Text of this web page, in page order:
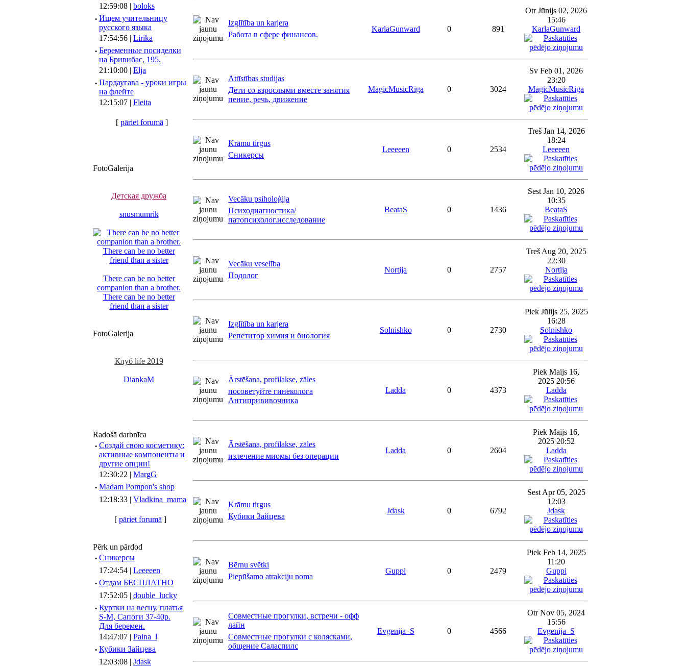
12:59:08 | boloks
· Ищем учительницу
русского языка
17:54:56 | Lirika
· Беременные посиделки
на Бривибас, 195.
21:10:00 | Elja
· Пардаугава - уроки игры
на флейте
12:15:07 | Fleita
[ pāriet forumā ]
FotoGalerija
Детская дружба
snusmumrik
There can be no better
companion than a brother.
There can be no better
friend than a sister
FotoGalerija
Клуб life 2019
DiankaM
Radošā darbnīca
· Создай свою косметику:
активные компоненты и
другие опции!
12:30:22 | MargG
· Madam Pompon's shop
12:18:33 | Vladkina_mama
[ pāriet forumā ]
Pērk un pārdod
· Сникерсы
17:24:54 | Leeeeen
· Отдам БЕСПЛАТНО
17:52:05 | double_lucky
· Куртки на весну, платья
S-M, Сапоги 37-40р.
Для беремен.
14:47:07 | Paina_l
· Кубики Зайцева
12:03:08 | Jdask
Izglītība un karjera
Работа в сфере финансов.
KarlaGunward 0 891
Otr Jūnijs 02, 2026
15:46
KarlaGunward
Attīstības studijas
Дети со взрослыми вместе занятия
пение, речь, движение
MagicMusicRiga 0 3024
Sv Feb 01, 2026
23:20
MagicMusicRiga
Krāmu tirgus
Сникерсы
Leeeeen 0 2534
Treš Jan 14, 2026
18:24
Leeeeen
Vecāku psiholoģija
Психодиагностика/
патопсихолог.исследование
BeataS 0 1436
Sest Jan 10, 2026
10:35
BeataS
Vecāku veselība
Подолог
Nortija 0 2757
Treš Aug 20, 2025
22:30
Nortija
Izglītība un karjera
Репетитор химия и биология
Solnishko 0 2730
Piek Jūlijs 25, 2025
16:28
Solnishko
Ārstēšana, profilakse, zāles
посоветуйте гинеколога
Антипрививочника
Ladda 0 4373
Piek Maijs 16,
2025 20:56
Ladda
Ārstēšana, profilakse, zāles
излечение миомы без операции
Ladda 0 2604
Piek Maijs 16,
2025 20:52
Ladda
Krāmu tirgus
Кубики Зайцева
Jdask 0 6792
Sest Apr 05, 2025
12:03
Jdask
Bērnu svētki
Piepūšamo atrakciju noma
Guppi 0 2479
Piek Feb 14, 2025
11:20
Guppi
Совместные прогулки, встречи - офф
лайн
Совместные прогулки с колясками,
общение Саласпилс
Evgenija_S 0 4566
Otr Nov 05, 2024
15:56
Evgenija_S